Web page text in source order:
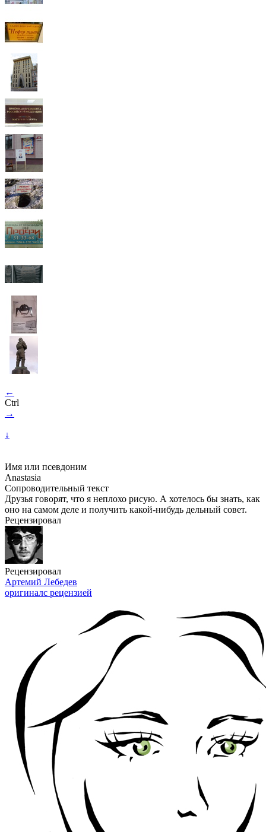
←
Ctrl
→
↓
Имя или псевдоним
Anastasia
Сопроводительный текст
Друзья говорят, что я неплохо рисую. А хотелось бы знать, как
оно на самом деле и получить какой-нибудь дельный совет.
Рецензировал
Рецензировал
Артемий Лебедев
оригиналс рецензией